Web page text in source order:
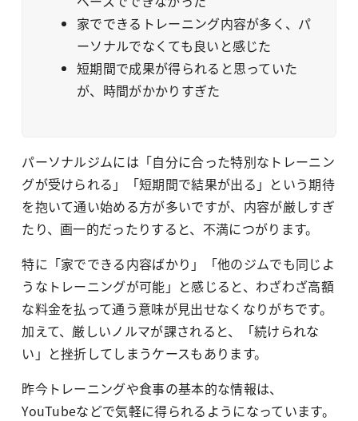
家でできるトレーニング内容が多く、パ
ーソナルでなくても良いと感じた
短期間で成果が得られると思っていた
が、時間がかかりすぎた
パーソナルジムには「自分に合った特別なトレーニン
グが受けられる」「短期間で結果が出る」という期待
を抱いて通い始める方が多いですが、内容が厳しすぎ
たり、画一的だったりすると、不満につがります。
特に「家でできる内容ばかり」「他のジムでも同じよ
うなトレーニングが可能」と感じると、わざわざ高額
な料金を払って通う意味が見出せなくなりがちです。
加えて、厳しいノルマが課されると、「続けられな
い」と挫折してしまうケースもあります。
昨今トレーニングや食事の基本的な情報は、
YouTubeなどで気軽に得られるようになっています。